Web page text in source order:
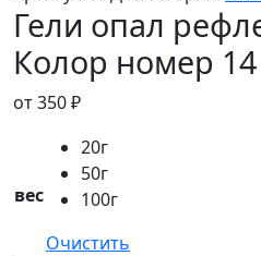
Гели опал
Колор номер 14
от350₽
вес
20г
50г
100г
Очистить